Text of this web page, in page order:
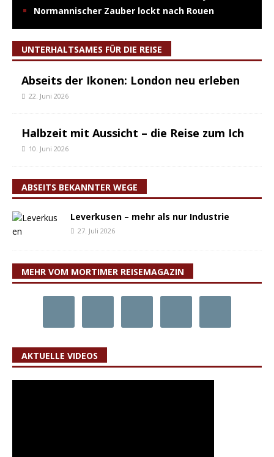
Normannischer Zauber lockt nach Rouen
UNTERHALTSAMES FÜR DIE REISE
Abseits der Ikonen: London neu erleben
22. Juni 2026
Halbzeit mit Aussicht – die Reise zum Ich
10. Juni 2026
ABSEITS BEKANNTER WEGE
Leverkusen – mehr als nur Industrie
27. Juli 2026
MEHR VOM MORTIMER REISEMAGAZIN
AKTUELLE VIDEOS